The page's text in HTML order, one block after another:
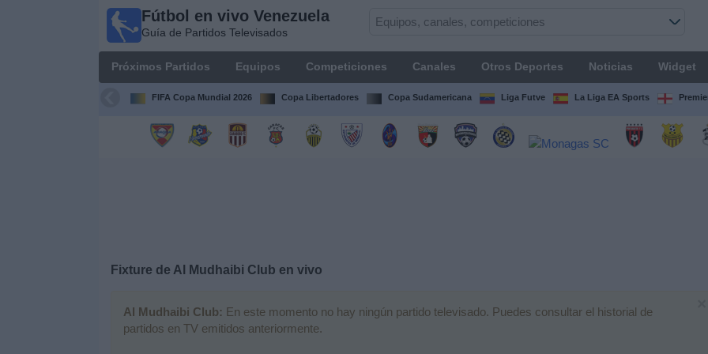
Fútbol en vivo Venezuela
Guía de Partidos Televisados
Próximos Partidos Equipos Competiciones Canales Otros Deportes Noticias Widget
FIFA Copa Mundial 2026 Copa Libertadores Copa Sudamericana Liga Futve La Liga EA Sports
Fixture de Al Mudhaibi Club en vivo
Al Mudhaibi Club: En este momento no hay ningún partido televisado. Puedes consultar el historial de
partidos en TV emitidos anteriormente.
Fútbol en
Venezuela